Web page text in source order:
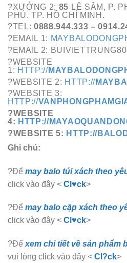
?XƯỞNG 2: 85 LÊ SÂM, P.
PHÚ. TP. HỒ CHÍ MINH.
?TEL:0888.944.333 –
?EMAIL 1:
?EMAIL 2:
?WEBSITE
1: HTTP://
?WEBSITE 2: HTTP://
?WEBSITE 3:
HTTP://
?WEBSITE
4: HTTP://
?WEBSITE 5: HTTP://
Ghi chú:
?Để may balo túi xách theo
click vào đây < Cl♥ck>
?Để may balo cặp xách theo
click vào đây < Cl♥ck>
?Để xem chi tiết về sản phẩm
vui lòng click vào đây < Cl?ck>